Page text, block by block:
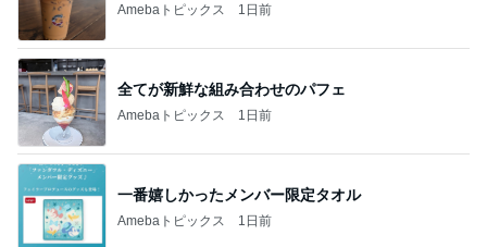
Amebaトピックス 1日前
全てが新鮮な組み合わせのパフェ
Amebaトピックス 1日前
一番嬉しかったメンバー限定タオル
Amebaトピックス 1日前